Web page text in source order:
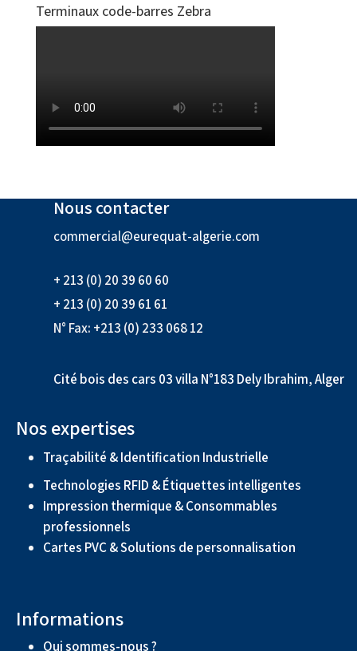
Terminaux code-barres Zebra
Nous contacter
commercial@eurequat-algerie.com
+ 213 (0) 20 39 60 60
+ 213 (0) 20 39 61 61
N° Fax: +213 (0) 233 068 12
Cité bois des cars 03 villa N°183 Dely Ibrahim, Alger
Nos expertises
Traçabilité & Identification Industrielle
Technologies RFID & Étiquettes intelligentes
Impression thermique & Consommables
professionnels
Cartes PVC & Solutions de personnalisation
Informations
Qui sommes-nous ?